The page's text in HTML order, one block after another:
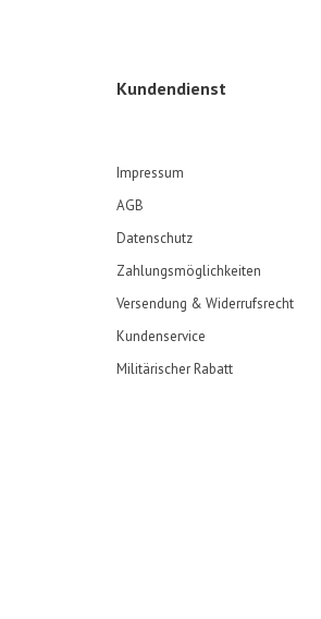
Kundendienst
Impressum
AGB
Datenschutz
Zahlungsmöglichkeiten
Versendung & Widerrufsrecht
Kundenservice
Militärischer Rabatt